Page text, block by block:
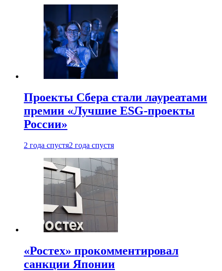
Проекты Сбера стали лауреатами
премии «Лучшие ESG-проекты
России»
2 года спустя2 года спустя
«Ростех» прокомментировал
санкции Японии